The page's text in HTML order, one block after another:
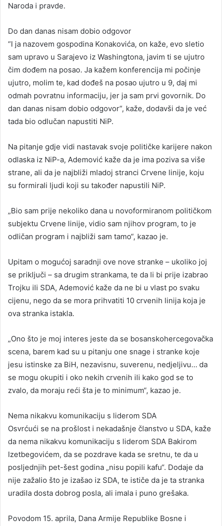
Naroda i pravde.
Do dan danas nisam dobio odgovor
“I ja nazovem gospodina Konakovića, on kaže, evo sletio
sam upravo u Sarajevo iz Washingtona, javim ti se ujutro
čim dođem na posao. Ja kažem konferencija mi počinje
ujutro, molim te, kad dođeš na posao ujutro u 9, daj mi
odmah povratnu informaciju, jer ja sam prvi govornik. Do
dan danas nisam dobio odgovor“, kaže, dodavši da je već
tada bio odlučan napustiti NiP.
Na pitanje gdje vidi nastavak svoje političke karijere nakon
odlaska iz NiP-a, Ademović kaže da je ima poziva sa više
strane, ali da je najbliži mladoj stranci Crvene linije, koju
su formirali ljudi koji su također napustili NiP.
„Bio sam prije nekoliko dana u novoformiranom političkom
subjektu Crvene linije, vidio sam njihov program, to je
odličan program i najbliži sam tamo“, kazao je.
Upitam o mogućoj saradnji ove nove stranke – ukoliko joj
se priključi – sa drugim strankama, te da li bi prije izabrao
Trojku ili SDA, Ademović kaže da ne bi u vlast po svaku
cijenu, nego da se mora prihvatiti 10 crvenih linija koja je
ova stranka istakla.
„Ono što je moj interes jeste da se bosanskohercegovačka
scena, barem kad su u pitanju one snage i stranke koje
jesu istinske za BiH, nezavisnu, suverenu, nedjeljivu… da
se mogu okupiti i oko nekih crvenih ili kako god se to
zvalo, da moraju reći šta je to minimum“, kazao je.
Nema nikakvu komunikaciju s liderom SDA
Osvrćući se na prošlost i nekadašnje članstvo u SDA, kaže
da nema nikakvu komunikaciju s liderom SDA Bakirom
Izetbegovićem, da se pozdrave kada se sretnu, te da u
posljednjih pet-šest godina „nisu popili kafu“. Dodaje da
nije zažalio što je izašao iz SDA, te ističe da je ta stranka
uradila dosta dobrog posla, ali imala i puno grešaka.
Povodom 15. aprila, Dana Armije Republike Bosne i